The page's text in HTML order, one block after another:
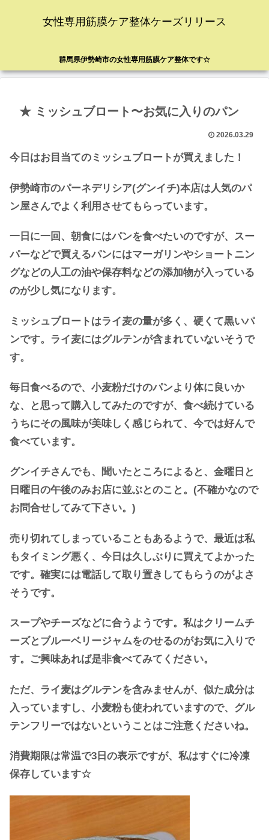
女性専用筋膜ケア整体ケーズリリース
群馬県伊勢崎市の女性専用筋膜ケア整体です☆
★ ミッシュブロート〜お気に入りのパン
2026.03.29
今日はお目当てのミッシュブロートが買えました！
伊勢崎市のパーネデリシア(グンイチ)本店は人気のパ
ン屋さんでよく利用させてもらっています。
一日に一回、朝食にはパンを食べたいのですが、スー
パーなどで買えるパンにはマーガリンやショートニン
グなどの人工の油や保存料などの添加物が入っている
のが少し気になります。
ミッシュブロートはライ麦の量が多く、硬くて黒いパ
ンです。ライ麦にはグルテンが含まれていないそうで
す。
毎日食べるので、小麦粉だけのパンより体に良いか
な、と思って購入してみたのですが、食べ続けている
うちにその風味が美味しく感じられて、今では好んで
食べています。
グンイチさんでも、聞いたところによると、金曜日と
日曜日の午後のみお店に並ぶとのこと。(不確かなので
お問合せしてみて下さい。)
売り切れてしまっていることもあるようで、最近は私
もタイミング悪く、今日は久しぶりに買えてよかった
です。確実には電話して取り置きしてもらうのがよさ
そうです。
スープやチーズなどに合うようです。私はクリームチ
ーズとブルーベリージャムをのせるのがお気に入りで
す。ご興味あれば是非食べてみてください。
ただ、ライ麦はグルテンを含みませんが、似た成分は
入っていますし、小麦粉も使われていますので、グル
テンフリーではないということはご注意くださいね。
消費期限は常温で3日の表示ですが、私はすぐに冷凍
保存しています☆